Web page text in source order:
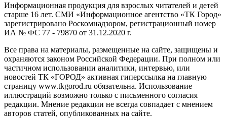
Информационная продукция для взрослых читателей и детей
старше 16 лет. СМИ «Информационное агентство «ТК Город»
зарегистрировано Роскомнадзором, регистрационный номер
ИА № ФС 77 - 79870 от 31.12.2020 г.
Все права на материалы, размещенные на сайте, защищены и
охраняются законом Российской Федерации. При полном или
частичном использовании аналитики, интервью, или
новостей ТК «ГОРОД» активная гиперссылка на главную
страницу www.tkgorod.ru обязательна. Использование
иллюстраций возможно только с письменного согласия
редакции. Мнение редакции не всегда совпадает с мнением
авторов статей, опубликованных на сайте.